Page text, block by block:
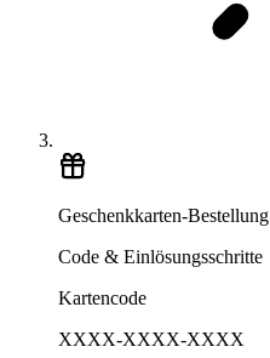
Geschenkkarten-Bestellung
Code & Einlösungsschritte
Kartencode
XXXX-XXXX-XXXX